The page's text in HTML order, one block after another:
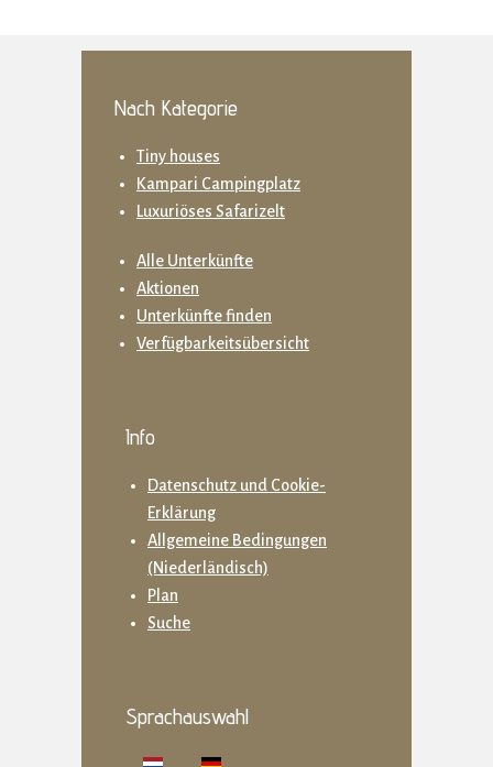
Nach Kategorie
Tiny houses
Kampari Campingplatz
Luxuriöses Safarizelt
Alle Unterkünfte
Aktionen
Unterkünfte finden
Verfügbarkeitsübersicht
Info
Datenschutz und Cookie-
Erklärung
Allgemeine Bedingungen
(Niederländisch)
Plan
Suche
Sprachauswahl